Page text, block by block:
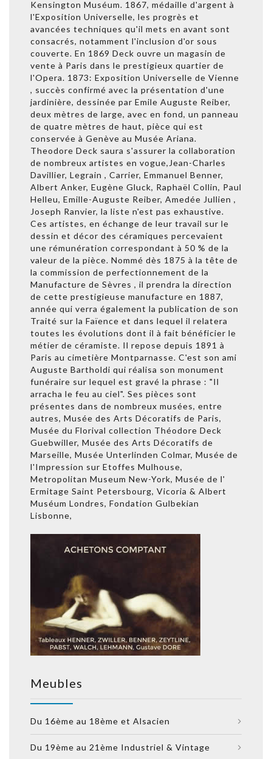
Kensington Muséum. 1867, médaille d'argent à
l'Exposition Universelle, les progrès et
avancées techniques qu'il mets en avant sont
consacrés, notamment l'inclusion d'or sous
couverte. En 1869 Deck ouvre un magasin de
vente à Paris dans le prestigieux quartier de
l'Opera. 1873: Exposition Universelle de Vienne
, succès confirmé avec la présentation d'une
jardinière, dessinée par Emile Auguste Reiber,
deux mètres de large, avec en fond, un panneau
de quatre mètres de haut, pièce qui est
conservée à Genève au Musée Ariana.
Theodore Deck saura s'assurer la collaboration
de nombreux artistes en vogue,Jean-Charles
Davillier, Legrain , Carrier, Emmanuel Benner,
Albert Anker, Eugène Gluck, Raphaël Collin, Paul
Helleu, Emille-Auguste Reiber, Amedée Jullien ,
Joseph Ranvier, la liste n'est pas exhaustive.
Ces artistes, en échange de leur travail sur le
dessin et décor des céramiques percevaient
une rémunération correspondant à 50 % de la
valeur de la pièce. Nommé dès 1875 à la tête de
la commission de perfectionnement de la
Manufacture de Sèvres , il prendra la direction
de cette prestigieuse manufacture en 1887,
année qui verra également la publication de son
Traité sur la Faïence et dans lequel il relatera
toutes les évolutions dont il à fait bénéficier le
métier de céramiste. Il repose depuis 1891 à
Paris au cimetière Montparnasse. C'est son ami
Auguste Bartholdi qui réalisa son monument
funéraire sur lequel est gravé la phrase : "Il
arracha le feu au ciel". Ses pièces sont
présentes dans de nombreux musées, entre
autres, Musée des Arts Décoratifs de Paris,
Musée du Florival collection Théodore Deck
Guebwiller, Musée des Arts Décoratifs de
Marseille, Musée Unterlinden Colmar, Musée de
l'Impression sur Etoffes Mulhouse,
Metropolitan Museum New-York, Musée de l'
Ermitage Saint Petersbourg, Vicoria & Albert
Muséum Londres, Fondation Gulbekian
Lisbonne,
Meubles
Du 16ème au 18ème et Alsacien
Du 19ème au 21ème Industriel & Vintage